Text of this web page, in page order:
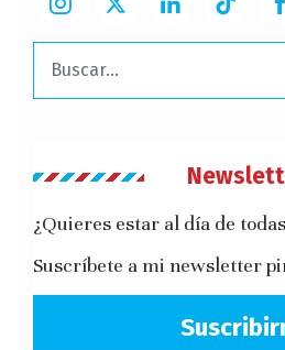
Buscar:
¿Quieres estar al día de
Suscríbete a mi newsletter